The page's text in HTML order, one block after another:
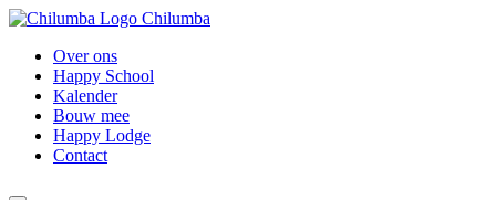
Chilumba
Over ons
Happy School
Kalender
Bouw mee
Happy Lodge
Contact